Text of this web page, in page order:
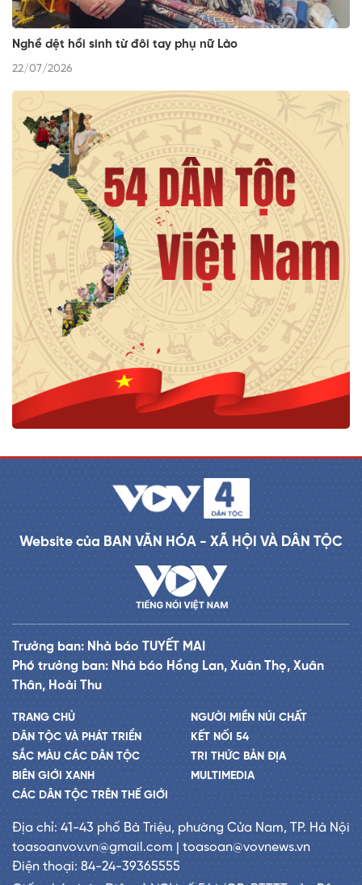
Nghề dệt hồi sinh từ đôi tay phụ nữ Lào
22/07/2026
Website của BAN VĂN HÓA - XÃ HỘI VÀ DÂN TỘC
Trưởng ban: Nhà báo TUYẾT MAI
Phó trưởng ban: Nhà báo Hồng Lan, Xuân Thọ, Xuân
Thân, Hoài Thu
TRANG CHỦ
DÂN TỘC VÀ PHÁT TRIỂN
SẮC MÀU CÁC DÂN TỘC
BIÊN GIỚI XANH
CÁC DÂN TỘC TRÊN THẾ GIỚI
NGƯỜI MIỀN NÚI CHẤT
KẾT NỐI 54
TRI THỨC BẢN ĐỊA
MULTIMEDIA
Địa chỉ: 41-43 phố Bà Triệu, phường Cửa Nam, TP. Hà Nội
toasoanvov.vn@gmail.com | toasoan@vovnews.vn
Điện thoại: 84-24-39365555